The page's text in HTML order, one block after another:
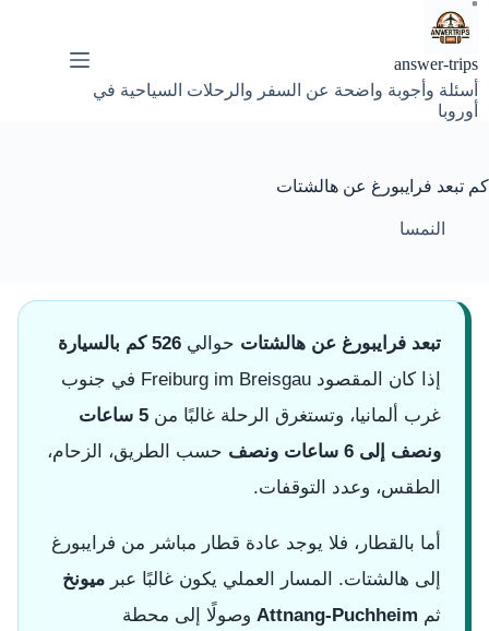
التجاوز
إلى
answer-trips
أسئلة وأجوبة واضحة عن السفر والرحلات السياحية في
أوروبا
كم تبعد فرايبورغ عن هالشتات
النمسا
تبعد فرايبورغ عن هالشتات حوالي 526 كم بالسيارة
إذا كان المقصود Freiburg im Breisgau في جنوب
غرب ألمانيا، وتستغرق الرحلة غالبًا من
5 ساعات
ونصف إلى 6 ساعات ونصف
حسب الطريق، الزحام،
الطقس، وعدد التوقفات.
أما بالقطار، فلا يوجد عادة قطار مباشر من فرايبورغ
إلى هالشتات. المسار العملي يكون غالبًا عبر ميونخ
ثم Attnang-Puchheim وصولًا إلى محطة